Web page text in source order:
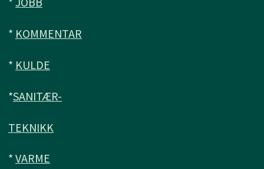
* KOMMENTAR
* KULDE
*SANITÆR-
TEKNIKK
* VARME